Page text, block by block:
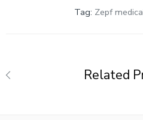
Tag: Zepf
Related